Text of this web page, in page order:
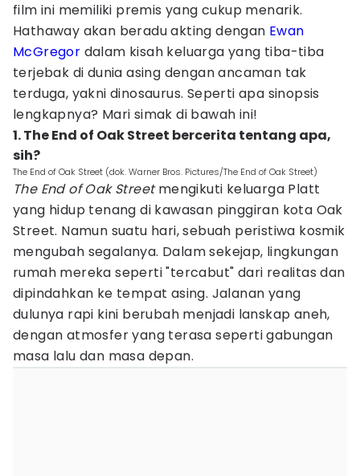
film ini memiliki premis yang cukup menarik.
Hathaway akan beradu akting dengan Ewan
McGregor dalam kisah keluarga yang tiba-tiba
terjebak di dunia asing dengan ancaman tak
terduga, yakni dinosaurus. Seperti apa sinopsis
lengkapnya? Mari simak di bawah ini!
1. The End of Oak Street bercerita tentang apa,
sih?
The End of Oak Street (dok. Warner Bros. Pictures/The End of Oak Street)
The End of Oak Streetmengikuti keluarga Platt
yang hidup tenang di kawasan pinggiran kota Oak
Street. Namun suatu hari, sebuah peristiwa kosmik
mengubah segalanya. Dalam sekejap, lingkungan
rumah mereka seperti "tercabut" dari realitas dan
dipindahkan ke tempat asing. Jalanan yang
dulunya rapi kini berubah menjadi lanskap aneh,
dengan atmosfer yang terasa seperti gabungan
masa lalu dan masa depan.